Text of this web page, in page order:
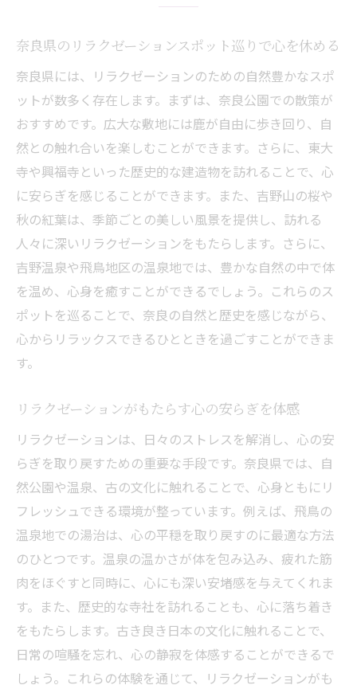
自然の中で深いリラクゼーションを楽しむ
奈良県の文化と歴史に触れるリラクゼーシ
静寂の中で心と体をリフレッシュする奈良県の
リラクゼーションスポット
静謐な空間でのリラクゼーションがもたら
す効果
奈良県内で見つける静寂なリラクゼーショ
ンスポット
心身をリフレッシュするための静かな場所
選び
奈良の自然に溶け込むリラクゼーション体
験
リラクゼーションのための静寂の場所を探
ョン
奈良県でのリラクゼーション体験が日常のスト
レスを解消する理由
リラクゼーションが日常のストレスを和ら
げるメカニズム
奈良県で体験する癒しのリラクゼーション
心と体を解放する奈良県のリラクゼーショ
ン方法
リラクゼーションで心のバランスを取り戻
す
奈良県のリラクゼーションスポット巡りで心を休める
奈良県には、リラクゼーションのための自然豊かなスポ
ットが数多く存在します。まずは、奈良公園での散策が
おすすめです。広大な敷地には鹿が自由に歩き回り、自
然との触れ合いを楽しむことができます。さらに、東大
寺や興福寺といった歴史的な建造物を訪れることで、心
に安らぎを感じることができます。また、吉野山の桜や
秋の紅葉は、季節ごとの美しい風景を提供し、訪れる
人々に深いリラクゼーションをもたらします。さらに、
吉野温泉や飛鳥地区の温泉地では、豊かな自然の中で体
を温め、心身を癒すことができるでしょう。これらのス
ポットを巡ることで、奈良の自然と歴史を感じながら、
心からリラックスできるひとときを過ごすことができま
す。
リラクゼーションがもたらす心の安らぎを体感
リラクゼーションは、日々のストレスを解消し、心の安
らぎを取り戻すための重要な手段です。奈良県では、自
然公園や温泉、古の文化に触れることで、心身ともにリ
フレッシュできる環境が整っています。例えば、飛鳥の
温泉地での湯治は、心の平穏を取り戻すのに最適な方法
のひとつです。温泉の温かさが体を包み込み、疲れた筋
肉をほぐすと同時に、心にも深い安堵感を与えてくれま
す。また、歴史的な寺社を訪れることも、心に落ち着き
をもたらします。古き良き日本の文化に触れることで、
日常の喧騒を忘れ、心の静寂を体感することができるで
しょう。これらの体験を通じて、リラクゼーションがも